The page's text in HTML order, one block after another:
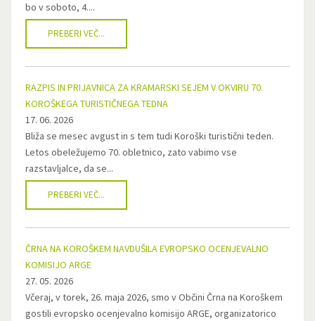
bo v soboto, 4....
PREBERI VEČ...
RAZPIS IN PRIJAVNICA ZA KRAMARSKI SEJEM V OKVIRU 70.
KOROŠKEGA TURISTIČNEGA TEDNA
17. 06. 2026
Bliža se mesec avgust in s tem tudi Koroški turistični teden.
Letos obeležujemo 70. obletnico, zato vabimo vse
razstavljalce, da se...
PREBERI VEČ...
ČRNA NA KOROŠKEM NAVDUŠILA EVROPSKO OCENJEVALNO
KOMISIJO ARGE
27. 05. 2026
Včeraj, v torek, 26. maja 2026, smo v Občini Črna na Koroškem
gostili evropsko ocenjevalno komisijo ARGE, organizatorico